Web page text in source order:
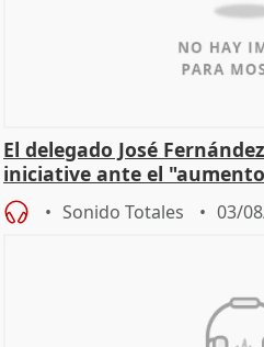
El delegado José
iniciative ante el
hogar en Madri
Sonido Totales 03/